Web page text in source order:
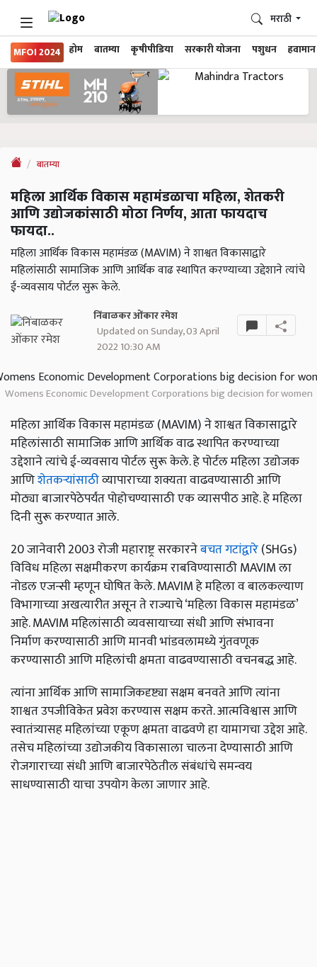
MFOI 2024 होम बातम्या कृषीपीडिया सरकारी योजना पशुधन हवामान
मराठी
बातम्या
महिला आर्थिक विकास महामंडळाचा महिला, शेतकरी
आणि उद्योजकांसाठी मोठा निर्णय, आता फायदाच
फायदा..
महिला आर्थिक विकास महामंडळ (MAVIM) ने शाश्वत विकासाद्वारे
महिलांसाठी सामाजिक आणि आर्थिक वाढ स्थापित करण्याच्या उद्देशाने त्यांचे
ई-व्यवसाय पोर्टल सुरू केले.
निंबाळकर ओंकार रमेश
Updated on Sunday, 03 April
2022 10:30 AM
Womens Economic Development Corporations big decision for women
महिला आर्थिक विकास महामंडळ (MAVIM) ने शाश्वत विकासाद्वारे
महिलांसाठी सामाजिक आणि आर्थिक वाढ स्थापित करण्याच्या
उद्देशाने त्यांचे ई-व्यवसाय पोर्टल सुरू केले. हे पोर्टल महिला उद्योजक
आणिशेतकऱ्यांसाठीव्यापाराच्या शक्यता वाढवण्यासाठी आणि
मोठ्या बाजारपेठेपर्यंत पोहोचण्यासाठी एक व्यासपीठ आहे. हे महिला
दिनी सुरू करण्यात आले.
20 जानेवारी 2003 रोजी महाराष्ट्र सरकारनेबचत गटांद्वारे(SHGs)
विविध महिला सक्षमीकरण कार्यक्रम राबविण्यासाठी MAVIM ला
नोडल एजन्सी म्हणून घोषित केले. MAVIM हे महिला व बालकल्याण
विभागाच्या अखत्यारीत असून ते राज्याचे ‘महिला विकास महामंडळ’
आहे. MAVIM महिलांसाठी व्यवसायाच्या संधी आणि संभावना
निर्माण करण्यासाठी आणि मानवी भांडवलामध्ये गुंतवणूक
करण्यासाठी आणि महिलांची क्षमता वाढवण्यासाठी वचनबद्ध आहे.
त्यांना आर्थिक आणि सामाजिकदृष्ट्या सक्षम बनवते आणि त्यांना
शाश्वत उपजीविकेत प्रवेश करण्यास सक्षम करते. आत्मविश्वास आणि
स्वातंत्र्यासह महिलांच्या एकूण क्षमता वाढवणे हा यामागचा उद्देश आहे.
तसेच महिलांच्या उद्योजकीय विकासाला चालना देण्यासाठी आणि
रोजगाराच्या संधी आणि बाजारपेठेतील संबंधांचे समन्वय
साधण्यासाठी याचा उपयोग केला जाणार आहे.